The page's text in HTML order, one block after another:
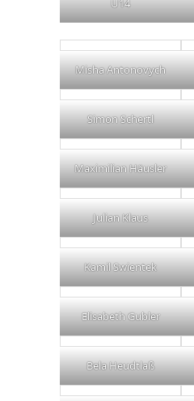
U14
Misha Antonovych
Simon Schertl
Maximilian Häusler
Julian Klaus
Kamil Swientek
Elisabeth Gubler
Bela Heudtlaß